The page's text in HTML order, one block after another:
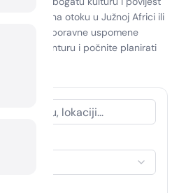
kampirate na otoku u Južnoj Africi ili
ćete nezaboravne uspomene
avanturu i počnite planirati